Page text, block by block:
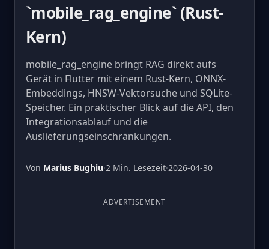
`mobile_rag_engine` (Rust-
Kern)
mobile_rag_engine bringt RAG direkt aufs
Gerät in Flutter mit einem Rust-Kern, ONNX-
Embeddings, HNSW-Vektorsuche und SQLite-
Speicher. Ein praktischer Blick auf die API, den
Integrationsablauf und die
Auslieferungseinschränkungen.
Von Marius Bughiu·2 Min. Lesezeit·2026-04-30
ADVERTISEMENT